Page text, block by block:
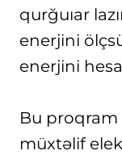
qurğuıar
enerjini
enerjini
Bu proqram
müxtəlif